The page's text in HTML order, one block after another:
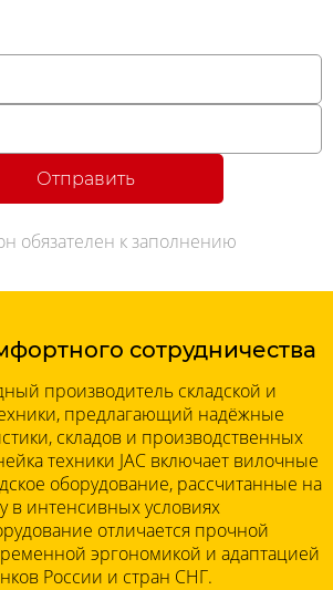
Отправить
обязателен к заполнению
сотрудничества
производитель складской и
предлагающий надёжные
складов и производственных
техники JAC включает вилочные
оборудование, рассчитанные на
в интенсивных условиях
отличается прочной
эргономикой и адаптацией
России и стран СНГ.